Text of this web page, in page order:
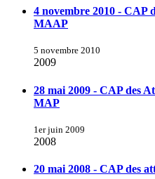
4 novembre 2010 - CAP
MAAP
5 novembre 2010
2009
28 mai 2009 - CAP des
MAP
1er juin 2009
2008
20 mai 2008 - CAP des